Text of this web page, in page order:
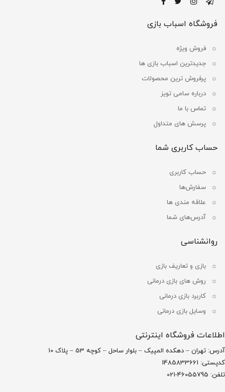
فروشگاه اسباب بازی
فروش ویژه
جدیدترین اسباب بازی ها
پرفروش ترین محصولات
درباره سامی تویز
تماس با ما
پرسش های متداول
حساب کاربری شما
حساب کاربری
سفارش‌ها
علاقه مندی ها
آدرس‌های شما
روانشناسی
بازی و تعاریف بازی
روش های بازی درمانی
کاربرد بازی درمانی
وسایل بازی درمانی
اطلاعات فروشگاه اینترنتی
آدرس: تهران – دهکده المپیک – بلوار ساحل – کوچه 53 – پلاک 10
کدپستی: 1485833661
تلفن: 46055795-021